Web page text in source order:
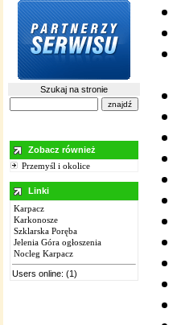
Szukaj na stronie
Zobacz również
Przemyśl i okolice
Linki
Karpacz
Karkonosze
Szklarska Poręba
Jelenia Góra ogłoszenia
Nocleg Karpacz
Users online: (1)